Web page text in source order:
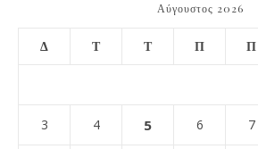
Αύγουστος 2026
Δ Τ Τ Π Π
3 4 5 6 7